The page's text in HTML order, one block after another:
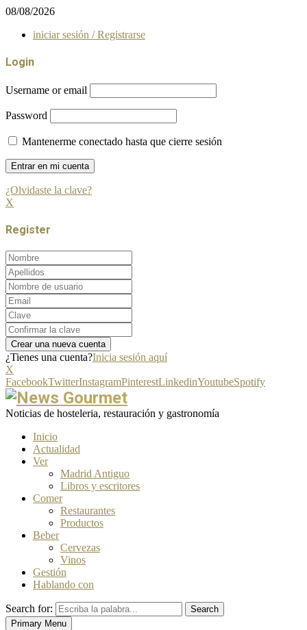
08/08/2026
iniciar sesión / Registrarse
Login
Username or email
Password
Mantenerme conectado hasta que cierre sesión
¿Olvidaste la clave?
X
Register
¿Tienes una cuenta?Inicia sesión aquí
X
FacebookTwitterInstagramPinterestLinkedinYoutubeSpotify
Noticias de hosteleria, restauración y gastronomía
Inicio
Actualidad
Ver
Madrid Antiguo
Libros y escritores
Comer
Restaurantes
Productos
Beber
Cervezas
Vinos
Gestión
Hablando con
Search for:
Search
Primary Menu